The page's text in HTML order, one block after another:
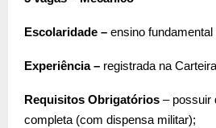
Escolaridade – ensino fundamental
Experiência – registrada na
Requisitos Obrigatórios – possuir
completa (com dispensa militar);